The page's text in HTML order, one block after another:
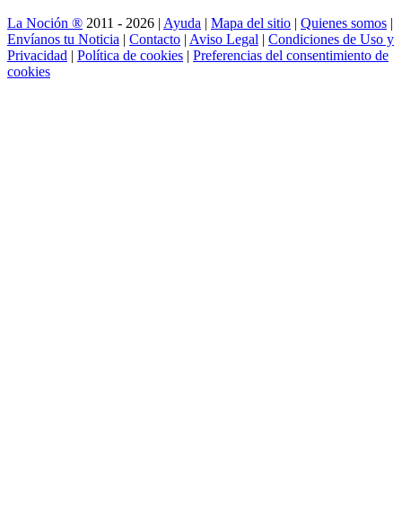
La Noción ® 2011 - 2026 | Ayuda | Mapa del sitio | Quienes somos |
Envíanos tu Noticia | Contacto | Aviso Legal | Condiciones de Uso y
Privacidad | Política de cookies | Preferencias del consentimiento de
cookies